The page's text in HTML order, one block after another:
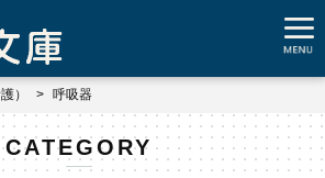
） 呼吸器
CATEGORY